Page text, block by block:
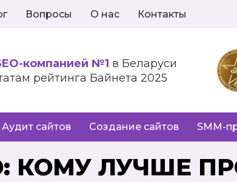
Вопросы О нас Контакты
компанией №1 в Беларуси
рейтинга Байнета 2025
Аудит сайтов Создание сайтов SMM-
КОМУ ЛУЧШЕ